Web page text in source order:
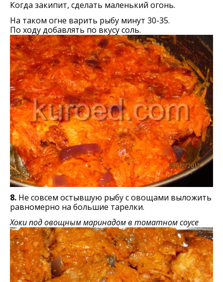
Когда закипит, сделать маленький огонь.
На таком огне варить рыбу минут 30-35.
По ходу добавлять по вкусу соль.
8. Не совсем остывшую рыбу с овощами выложить
равномерно на большие тарелки.
Хоки под овощным маринадом в томатном соусе